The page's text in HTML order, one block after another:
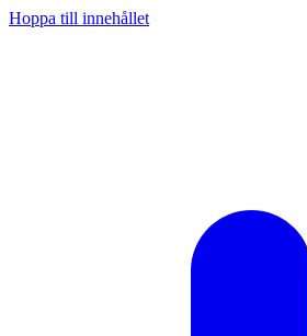
Hoppa till innehållet